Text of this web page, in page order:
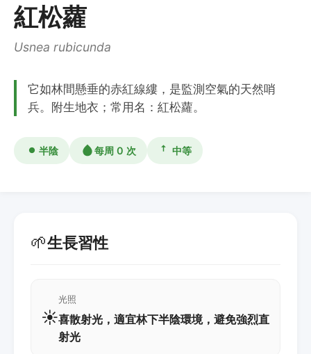
紅松蘿
Usnea rubicunda
它如林間懸垂的赤紅線縷，是監測空氣的天然哨
兵。附生地衣；常用名：紅松蘿。
半陰 每周 0 次 中等
🌱生長習性
☀️
光照
喜散射光，適宜林下半陰環境，避免強烈直
射光